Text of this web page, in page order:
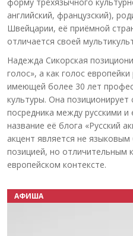
английский, французский),
Швейцарии, её приёмной
отличается своей
Надежда Сикорская
голос», а как голос
имеющей более 30 лет
культуры. Она позиционирует
посредника между русскими
название её блога «Русский
акцент является не
позицией, но отличительным
европейском контексте.
АФИША